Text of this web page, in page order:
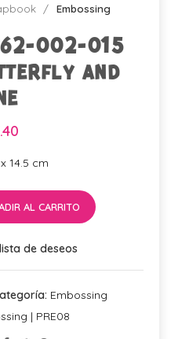
Embossing
002-015
and
x 14.5 cm
AL CARRITO
de deseos
Embossing
| PRE08